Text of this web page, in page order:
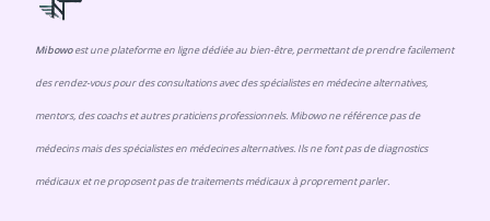
Mibowoest une plateforme en ligne dédiée au bien-être, permettant de prendre facilement
des rendez-vous pour des consultations avec des spécialistes en médecine alternatives,
mentors, des coachs et autres praticiens professionnels. Mibowo ne référence pas de
médecins mais des spécialistes en médecines alternatives. Ils ne font pas de diagnostics
médicaux et ne proposent pas de traitements médicaux à proprement parler.